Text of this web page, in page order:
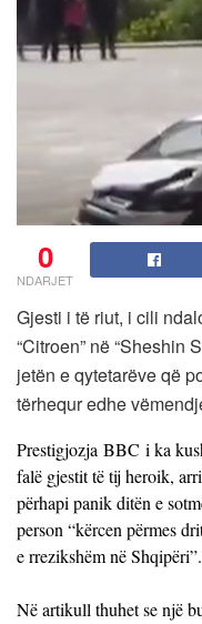
0
NDARJET
Gjesti i të riut, i cili
“Citroen” në “Sheshin
jetën e qytetarëve që
tërhequr edhe
Prestigjozja BBC i ka
falë gjestit të tij heroik,
përhapi panik ditën e
person “kërcen përmes
e rrezikshëm në Shqipëri”.
Në artikull thuhet se një